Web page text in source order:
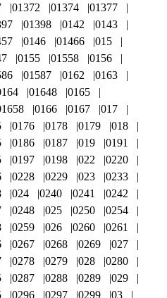
01372 01374
01377
01398 0142
0143
0146 01466
015
0155 01558
0156
01587 0162
0163
01648
0165
0166 0167
017
0176 0178 0179
018
0186 0187 019
0191
0197 0198 022
0220
0228 0229 023
0233
024 0240 0241
0242
0248 025 0250
0254
0259 026 0260
0261
0267 0268 0269
027
0278 0279 028
0280
0287 0288 0289
029
0296 0297 0299 03